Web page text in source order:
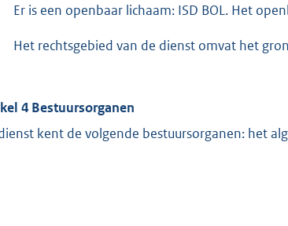
Er is een openbaar lichaam: ISD BOL. Het
Het rechtsgebied van de dienst omvat het
4 Bestuursorganen
kent de volgende bestuursorganen: het